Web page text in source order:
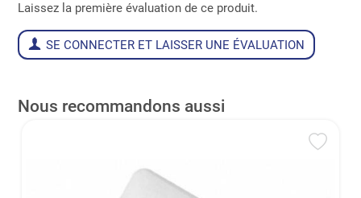
Laissez la première évaluation de ce produit.
SE CONNECTER ET LAISSER UNE ÉVALUATION
Nous recommandons aussi